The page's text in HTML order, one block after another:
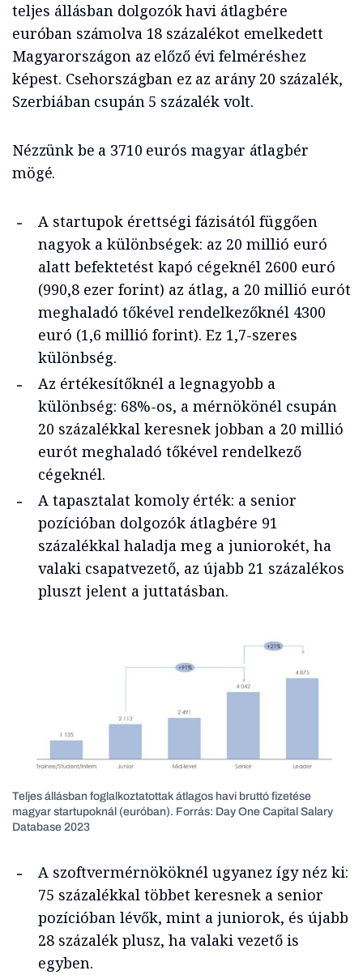
teljes állásban dolgozók havi átlagbére
euróban számolva 18 százalékot emelkedett
Magyarországon az előző évi felméréshez
képest. Csehországban ez az arány 20 százalék,
Szerbiában csupán 5 százalék volt.
Nézzünk be a 3710 eurós magyar átlagbér
mögé.
A startupok érettségi fázisától függően
nagyok a különbségek: az 20 millió euró
alatt befektetést kapó cégeknél 2600 euró
(990,8 ezer forint) az átlag, a 20 millió eurót
meghaladó tőkével rendelkezőknél 4300
euró (1,6 millió forint). Ez 1,7-szeres
különbség.
Az értékesítőknél a legnagyobb a
különbség: 68%-os, a mérnökönél csupán
20 százalékkal keresnek jobban a 20 millió
eurót meghaladó tőkével rendelkező
cégeknél.
A tapasztalat komoly érték: a senior
pozícióban dolgozók átlagbére 91
százalékkal haladja meg a juniorokét, ha
valaki csapatvezető, az újabb 21 százalékos
pluszt jelent a juttatásban.
Teljes állásban foglalkoztatottak átlagos havi bruttó fizetése
magyar startupoknál (euróban). Forrás: Day One Capital Salary
Database 2023
A szoftvermérnököknél ugyanez így néz ki:
75 százalékkal többet keresnek a senior
pozícióban lévők, mint a juniorok, és újabb
28 százalék plusz, ha valaki vezető is
egyben.